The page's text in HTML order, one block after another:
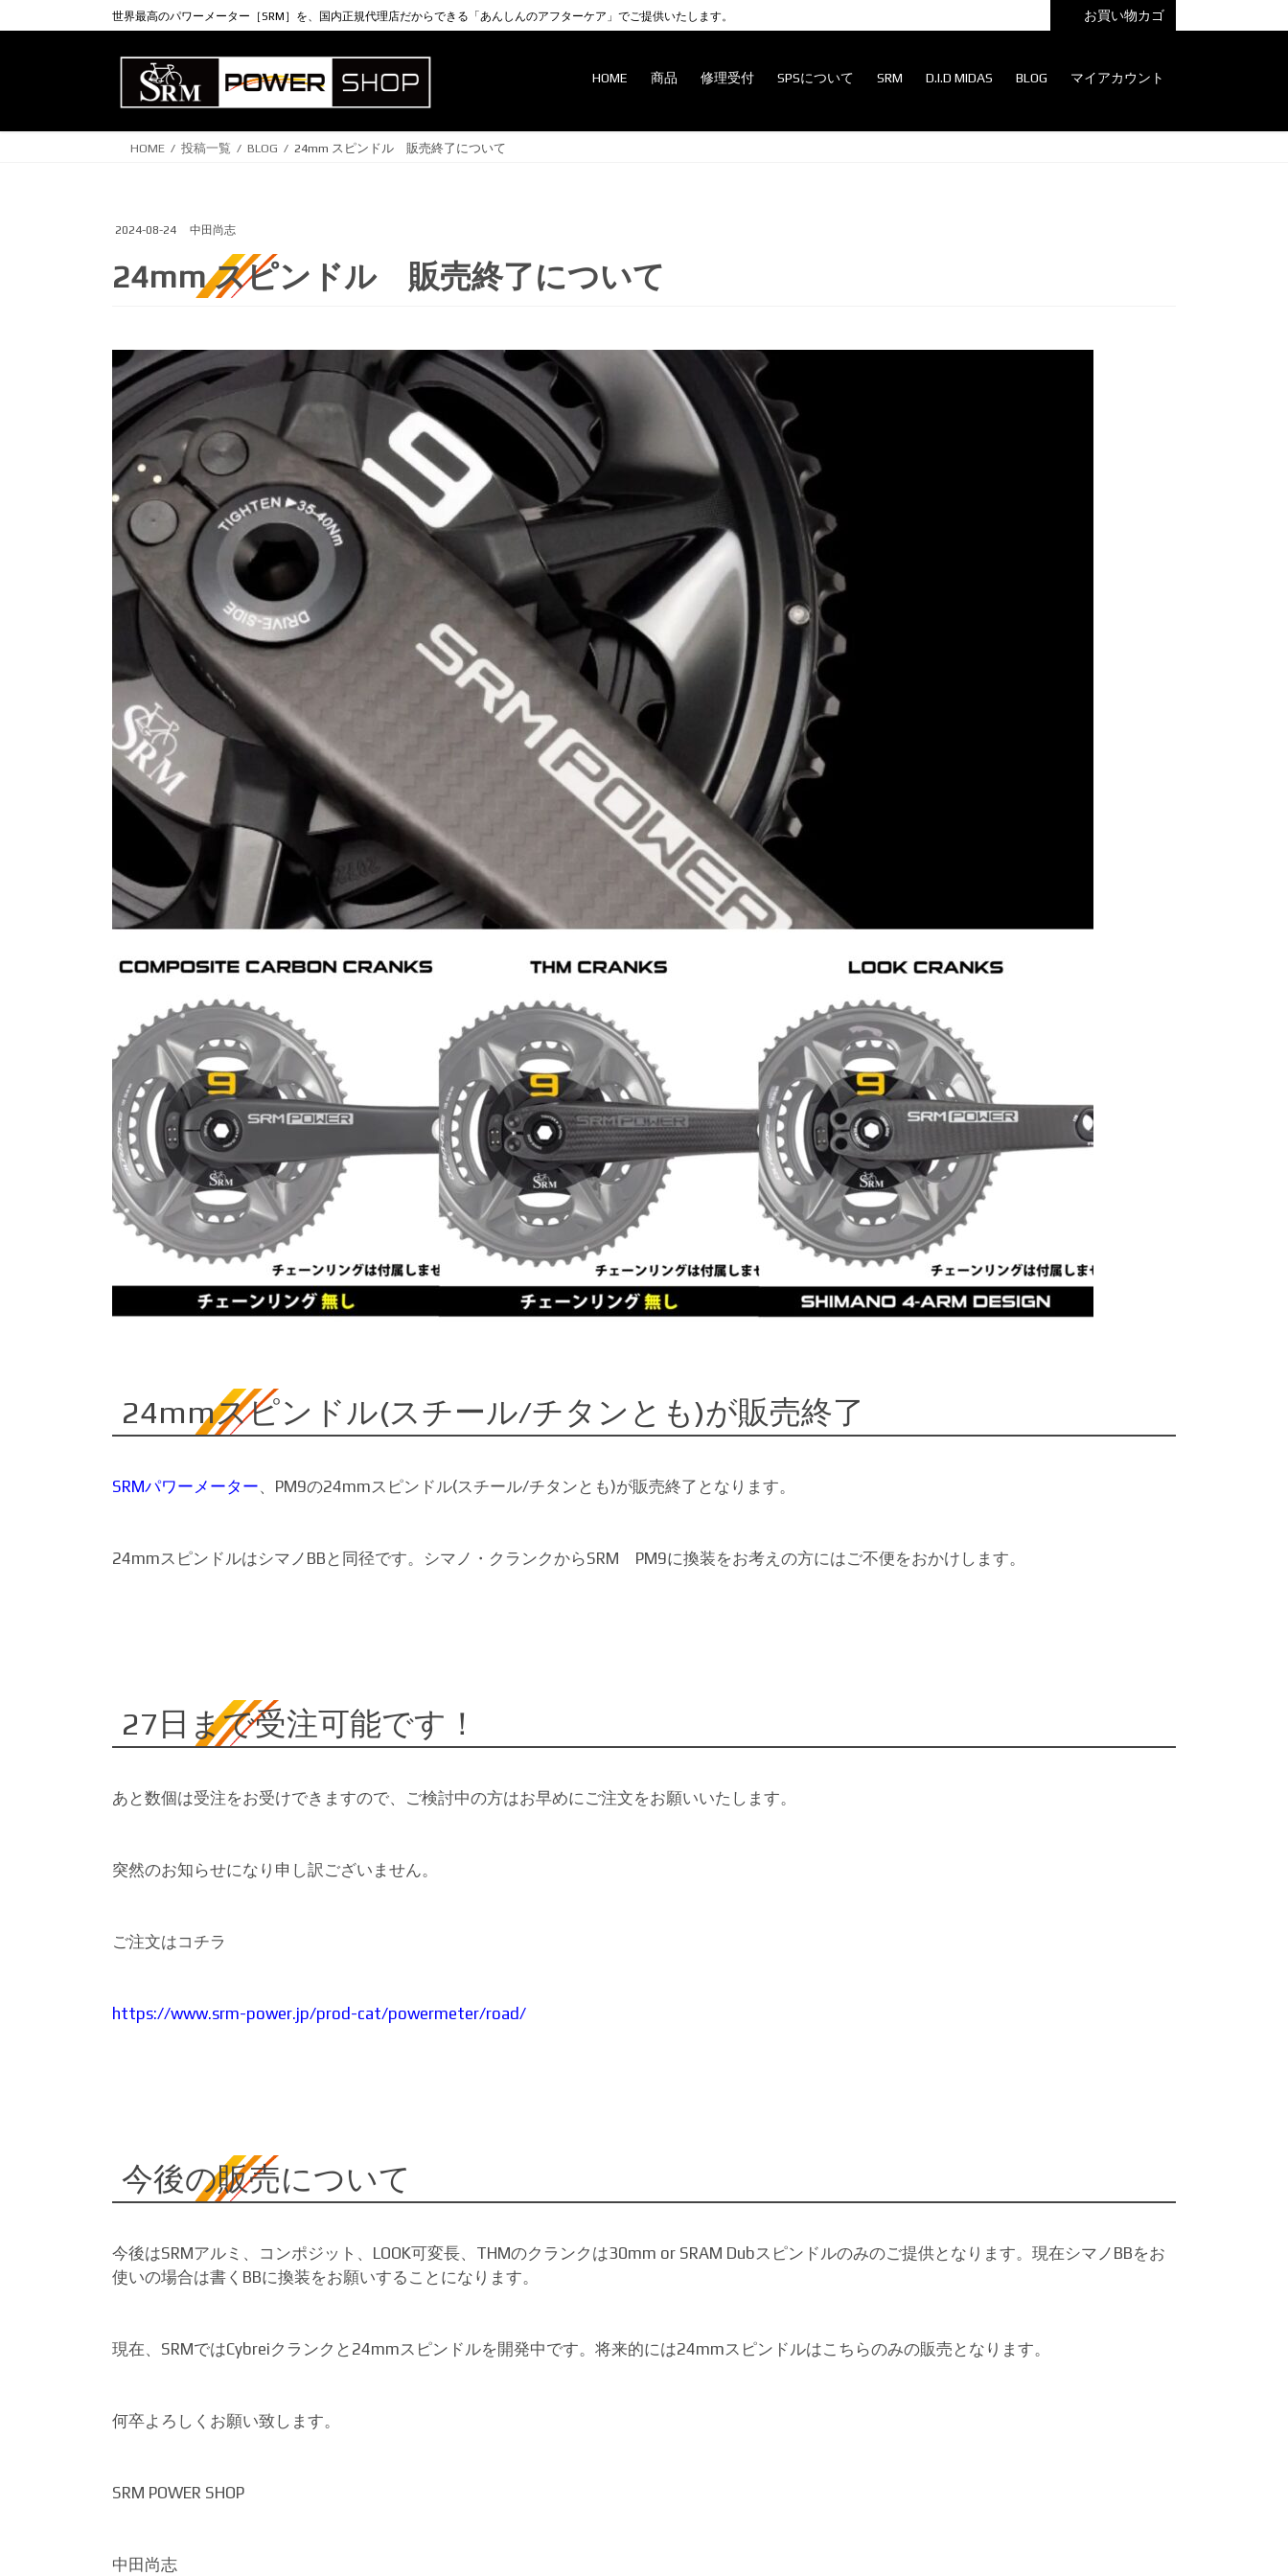
ン
に
ビ
ョ
世界最高のパワーメーター［SRM］を、国内正規代理店だからできる「あんしんのアフターケア」でご提供いたします。 お買い物カゴ
HOME 商品 修理受付 SPSについて SRM D.I.D MIDAS BLOG マイアカウント
HOME 投稿一覧 BLOG 24mm スピンドル 販売終了について
2024-08-24 中田尚志
24mm スピンドル 販売終了について
24mmスピンドル(スチール/チタンとも)が販売終了
SRMパワーメーター、PM9の24mmスピンドル(スチール/チタンとも)が販売終了となります。
24mmスピンドルはシマノBBと同径です。シマノ・クランクからSRM PM9に換装をお考えの方にはご不便をおかけします。
27日まで受注可能です！
あと数個は受注をお受けできますので、ご検討中の方はお早めにご注文をお願いいたします。
突然のお知らせになり申し訳ございません。
ご注文はコチラ
https://www.srm-power.jp/prod-cat/powermeter/road/
今後の販売について
今後はSRMアルミ、コンポジット、LOOK可変長、THMのクランクは30mm or SRAM Dubスピンドルのみのご提供となります。現在シマノBBをお
使いの場合は書くBBに換装をお願いすることになります。
現在、SRMではCybreiクランクと24mmスピンドルを開発中です。将来的には24mmスピンドルはこちらのみの販売となります。
何卒よろしくお願い致します。
SRM POWER SHOP
中田尚志